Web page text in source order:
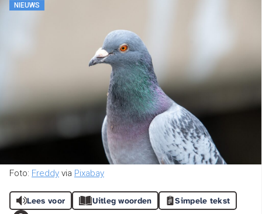
NIEUWS
Foto: Freddy via Pixabay
Lees voor Uitleg woorden Simpele tekst